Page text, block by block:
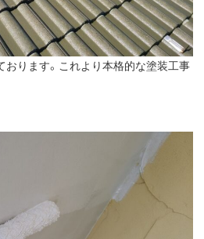
おります。これより本格的な塗装工事